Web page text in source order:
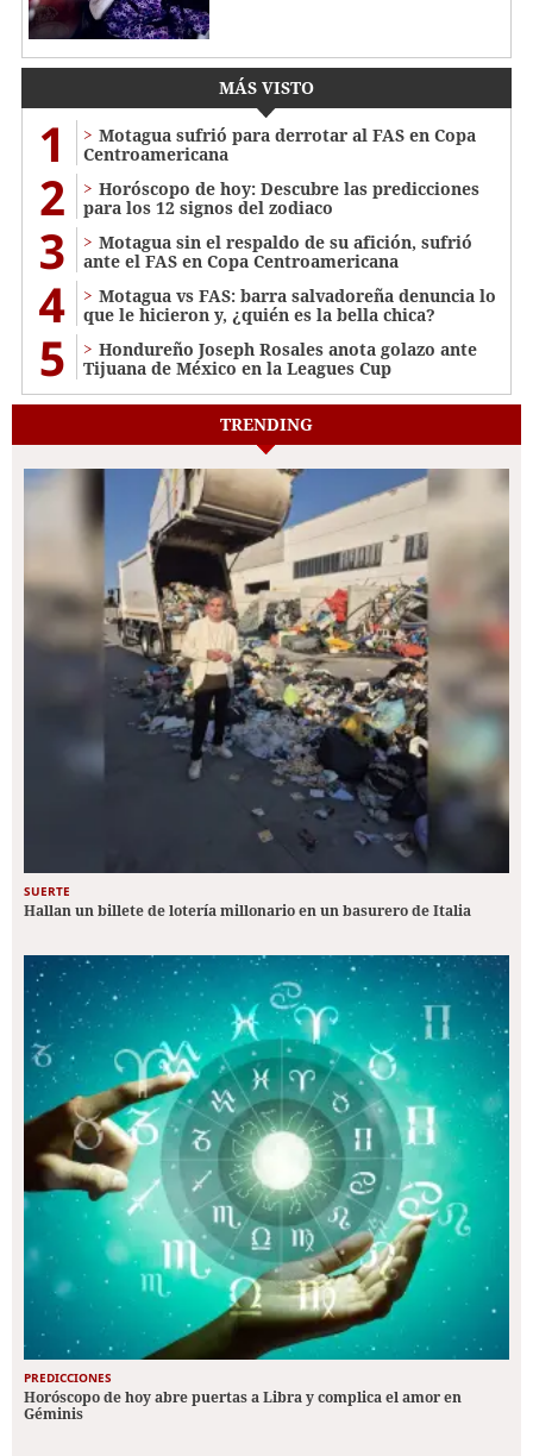
MÁS VISTO
1
Motagua sufrió para derrotar al FAS en Copa
Centroamericana
2
Horóscopo de hoy: Descubre las predicciones
para los 12 signos del zodiaco
3
Motagua sin el respaldo de su afición, sufrió
ante el FAS en Copa Centroamericana
4
Motagua vs FAS: barra salvadoreña denuncia lo
que le hicieron y, ¿quién es la bella chica?
5
Hondureño Joseph Rosales anota golazo ante
Tijuana de México en la Leagues Cup
TRENDING
SUERTE
Hallan un billete de lotería millonario en un basurero de Italia
PREDICCIONES
Horóscopo de hoy abre puertas a Libra y complica el amor en
Géminis